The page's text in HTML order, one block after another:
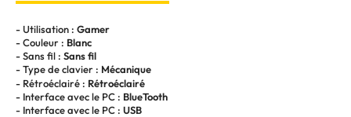
- Utilisation : Gamer
- Couleur : Blanc
- Sans fil : Sans fil
- Type de clavier : Mécanique
- Rétroéclairé : Rétroéclairé
- Interface avec le PC : BlueTooth
- Interface avec le PC : USB